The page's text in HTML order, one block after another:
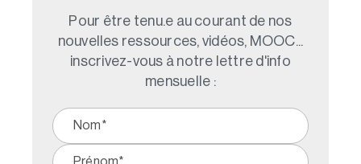
Pour être tenu.e au courant de nos
nouvelles ressources, vidéos, MOOC...
inscrivez-vous à notre lettre d'info
mensuelle :